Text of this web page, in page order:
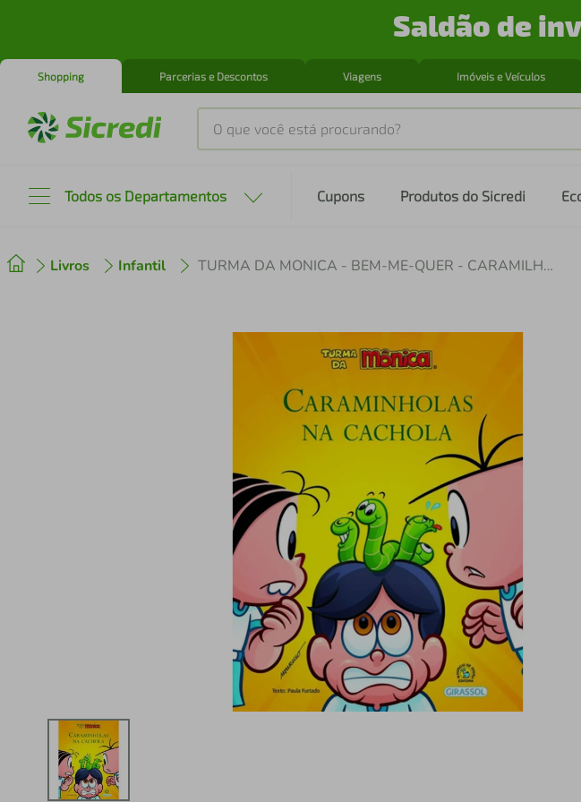
Saldão de
Shopping Parcerias e Descontos Viagens Imóveis e Veículos
O que você está procurando?
Todos os Departamentos Cupons Produtos do Sicredi
Livros Infantil TURMA DA MONICA - BEM-ME-QUER - CARAMILHOLAS NA CACHOLA
2º cafeteira